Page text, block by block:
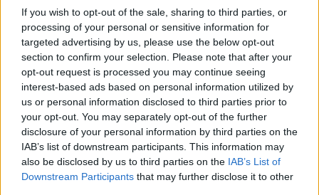
If you wish to opt-out of the sale, sharing to third parties, or
processing of your personal or sensitive information for
targeted advertising by us, please use the below opt-out
section to confirm your selection. Please note that after your
opt-out request is processed you may continue seeing
interest-based ads based on personal information utilized by
us or personal information disclosed to third parties prior to
your opt-out. You may separately opt-out of the further
disclosure of your personal information by third parties on the
IAB’s list of downstream participants. This information may
also be disclosed by us to third parties on the IAB’s List of
Downstream Participants that may further disclose it to other
2026. augusztus 08., szombat
Megvan, kit jelöl köztársasági
elnöknek a Tisza Párt